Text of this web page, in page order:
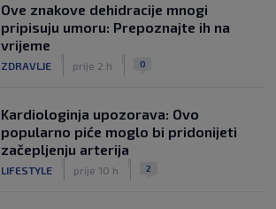
Ove znakove dehidracije mnogi
pripisuju umoru: Prepoznajte ih na
vrijeme
ZDRAVLJE prije 2 h 0
Kardiologinja upozorava: Ovo
popularno piće moglo bi pridonijeti
začepljenju arterija
LIFESTYLE prije 10 h 2